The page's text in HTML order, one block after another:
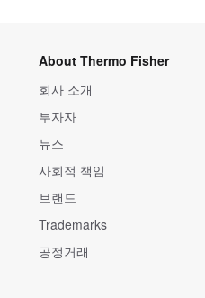
About Thermo Fisher
회사 소개
투자자
뉴스
사회적 책임
브랜드
Trademarks
공정거래